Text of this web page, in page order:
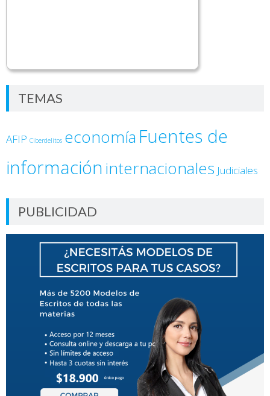
TEMAS
AFIP Ciberdelitos economía Fuentes de
informacióninternacionales Judiciales
PUBLICIDAD